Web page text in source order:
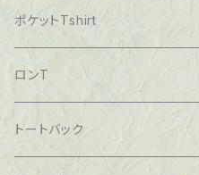
ポケットTshirt
ロンT
トートバック